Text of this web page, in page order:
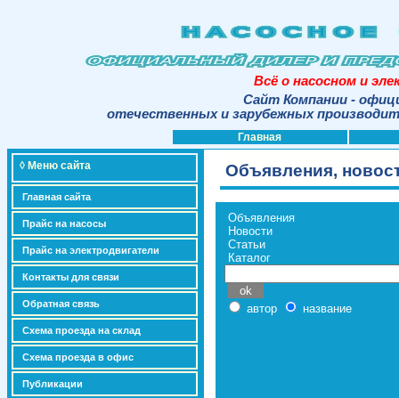
Всё о насосном и
Сайт Компании -
отечественных и зарубежных
Главная
◊ Меню сайта
Главная сайта
Прайс на насосы
Прайс на электродвигатели
Контакты для связи
Обратная связь
Схема проезда на склад
Схема проезда в офис
Публикации
Объявления,
Объявления
Новости
Статьи
Каталог
автор название